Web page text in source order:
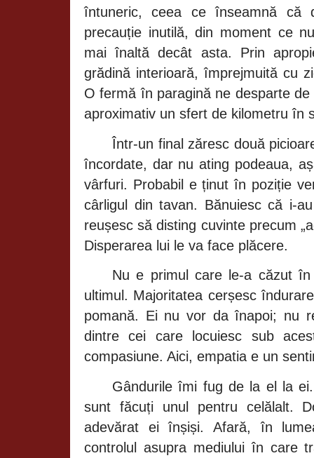
întuneric,ceea ceînseamnă că
precauție inutilă,din moment ce
maiînaltă decât asta. Prin
grădină interioară, împrejmuităcu
Ofermă în paragină ne desparte
aproximativ un sfert de kilometruîn
Într-un final zăresc două
încordate, dar nu ating podeaua,
vârfuri. Probabil eținut în poziție
cârligul din tavan. Bănuiesc că i-
reușesc sădisting cuvinte precum
Disperarea lui le va face plăcere.
Nu e primul care le-a căzut
ultimul. Majoritatea cerșesc
pomană. Ei nu vor daînapoi; nu
dintre cei care locuiesc sub
compasiune. Aici, empatia e un
Gândurile îmi fug de la el la
sunt făcuți unul pentru celălalt.
adevărat eiînșiși. Afară, în
controlul asupra mediuluiîn care